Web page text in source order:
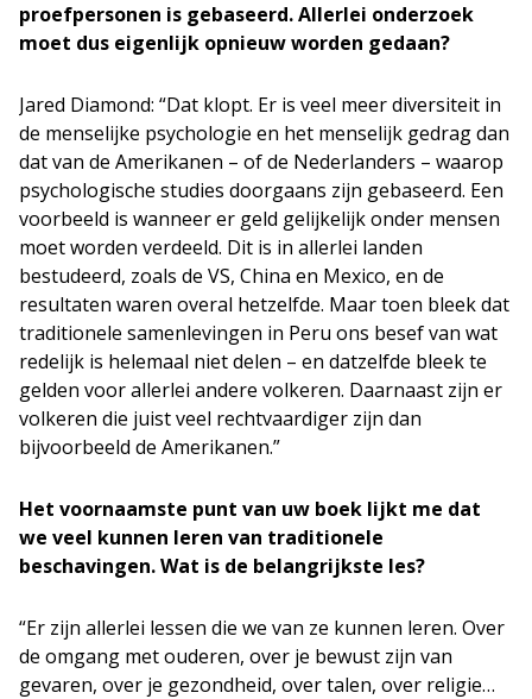
proefpersonen is gebaseerd. Allerlei onderzoek
moet dus eigenlijk opnieuw worden gedaan?
Jared Diamond: “Dat klopt. Er is veel meer diversiteit in
de menselijke psychologie en het menselijk gedrag dan
dat van de Amerikanen – of de Nederlanders – waarop
psychologische studies doorgaans zijn gebaseerd. Een
voorbeeld is wanneer er geld gelijkelijk onder mensen
moet worden verdeeld. Dit is in allerlei landen
bestudeerd, zoals de VS, China en Mexico, en de
resultaten waren overal hetzelfde. Maar toen bleek dat
traditionele samenlevingen in Peru ons besef van wat
redelijk is helemaal niet delen – en datzelfde bleek te
gelden voor allerlei andere volkeren. Daarnaast zijn er
volkeren die juist veel rechtvaardiger zijn dan
bijvoorbeeld de Amerikanen.”
Het voornaamste punt van uw boek lijkt me dat
we veel kunnen leren van traditionele
beschavingen. Wat is de belangrijkste les?
“Er zijn allerlei lessen die we van ze kunnen leren. Over
de omgang met ouderen, over je bewust zijn van
gevaren, over je gezondheid, over talen, over religie…